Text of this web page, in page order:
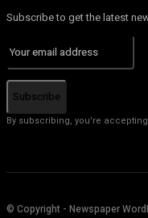
Subscribe to get the latest
Subscribe
By subscribing, you're
© Copyright - Newspaper